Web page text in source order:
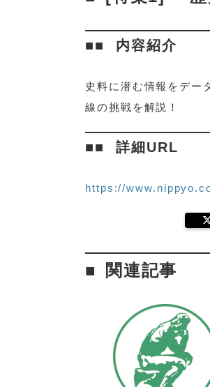
内容紹介
史料に潜む情報をデ
線の挑戦を解説！
詳細URL
https://
関連記事